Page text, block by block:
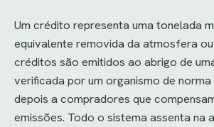
Um crédito representa uma tonelada
equivalente removida da atmosfera
créditos são emitidos ao abrigo de
verificada por um organismo de
depois a compradores que
emissões. Todo o sistema assenta